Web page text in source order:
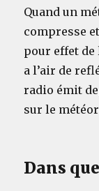
Quand un
compresse
pour effet
a l’air de
radio émit
sur le
Dans